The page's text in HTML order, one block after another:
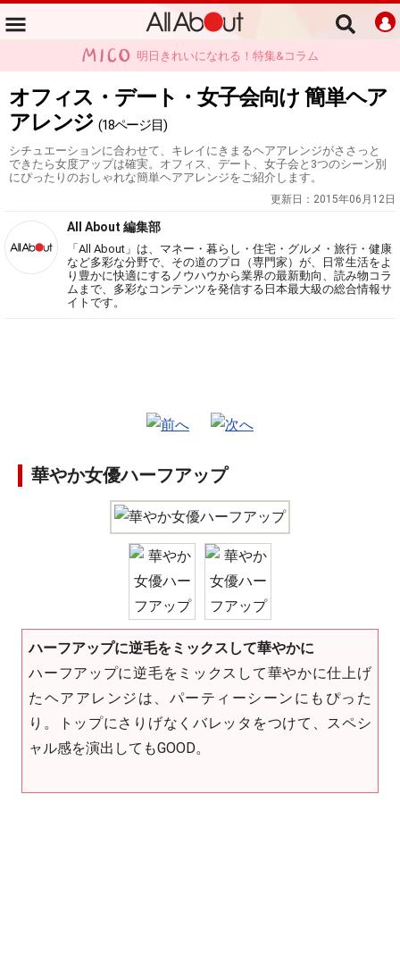
明日きれいになれる！特集&コラム
オフィス・デート・女子会向け 簡単ヘア
アレンジ (18ページ目)
シチュエーションに合わせて、キレイにきまるヘアアレンジがささっと
できたら女度アップは確実。オフィス、デート、女子会と3つのシーン別
にぴったりのおしゃれな簡単ヘアアレンジをご紹介します。
更新日： 2015年06月12日
All About 編集部
「All About」は、マネー・暮らし・住宅・グルメ・旅行・健康
など多彩な分野で、その道のプロ（専門家）が、日常生活をよ
り豊かに快適にするノウハウから業界の最新動向、読み物コラ
ムまで、多彩なコンテンツを発信する日本最大級の総合情報サ
イトです。
華やか女優ハーフアップ
ハーフアップに逆毛をミックスして華やかに
ハーフアップに逆毛をミックスして華やかに仕上げ
たヘアアレンジは、パーティーシーンにもぴった
り。トップにさりげなくバレッタをつけて、スペシ
ャル感を演出してもGOOD。